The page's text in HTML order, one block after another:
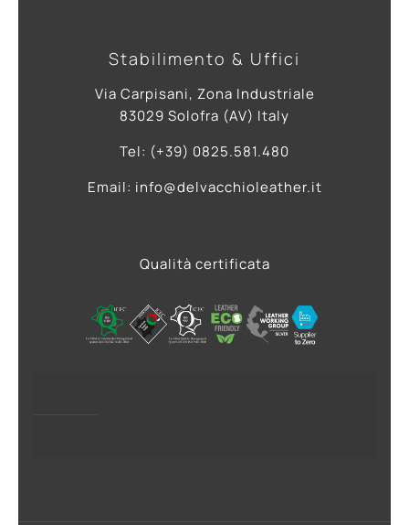
Stabilimento & Uffici
Via Carpisani, Zona Industriale
83029 Solofra (AV) Italy
Tel: (+39) 0825.581.480
Email: info@delvacchioleather.it
Qualità certificata